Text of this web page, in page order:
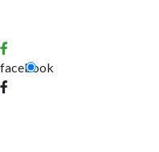
facebook